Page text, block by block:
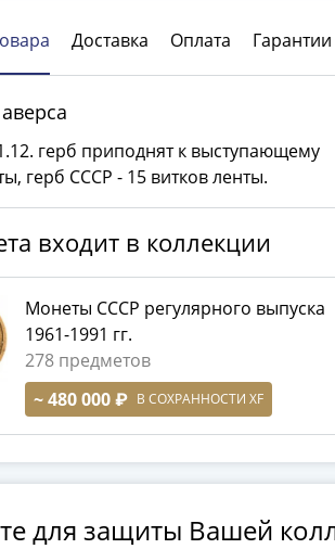
Доставка Оплата Гарантии
герб приподнят к выступающему
герб СССР - 15 витков ленты.
входит в коллекции
Монеты СССР регулярного выпуска
1961-1991 гг.
278 предметов
~ 480 000 ₽ В СОХРАННОСТИ XF
для защиты Вашей